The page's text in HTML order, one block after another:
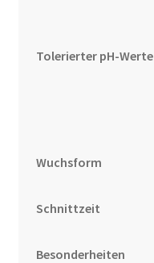
Tolerierter pH-Werte
Wuchsform
Schnittzeit
Besonderheiten